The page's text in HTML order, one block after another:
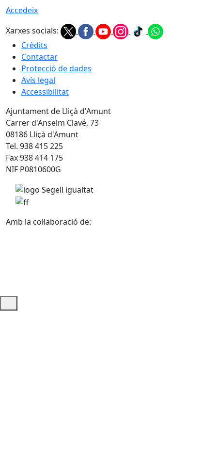
Accedeix
Xarxes socials:
Crèdits
Contactar
Protecció de dades
Avís legal
Accessibilitat
Ajuntament de Lliçà d'Amunt
Carrer d'Anselm Clavé, 73
08186 Lliçà d'Amunt
Tel. 938 415 225
Fax 938 414 175
NIF P0810600G
Amb la col·laboració de: